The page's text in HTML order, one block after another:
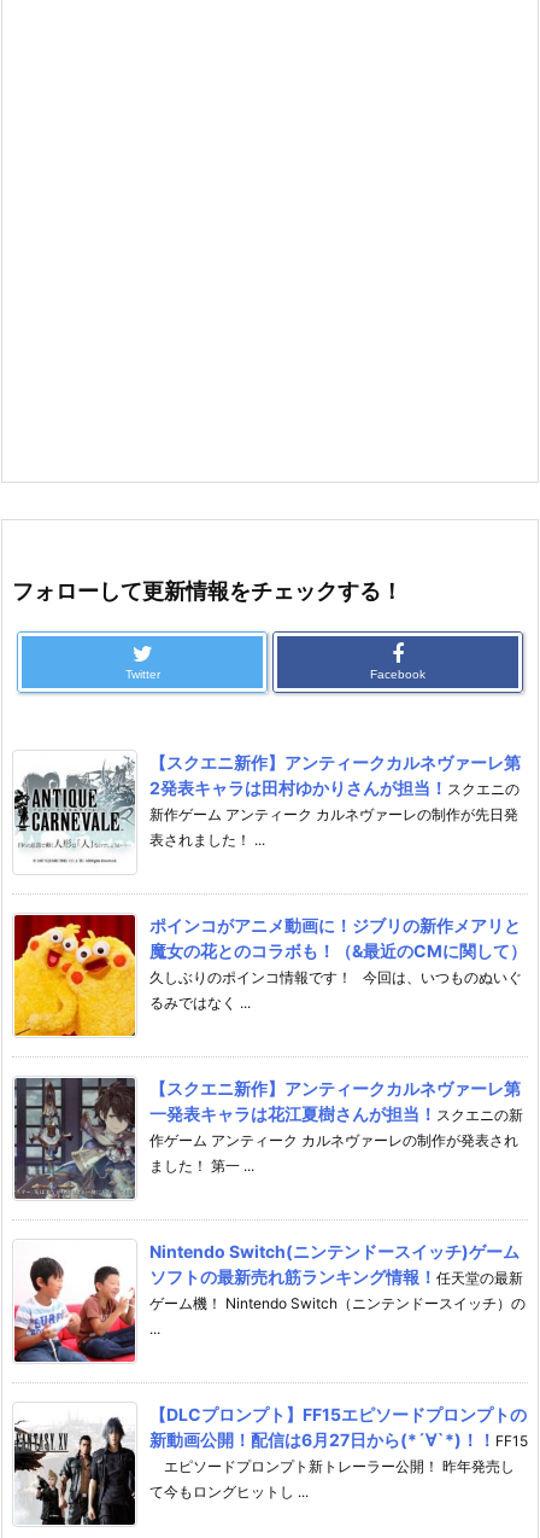
フォローして更新情報をチェックする！
Twitter Facebook
【スクエニ新作】アンティークカルネヴァーレ第
2発表キャラは田村ゆかりさんが担当！ スクエニの
新作ゲーム アンティーク カルネヴァーレの制作が先日発
表されました！ ...
ポインコがアニメ動画に！ジブリの新作メアリと
魔女の花とのコラボも！（&最近のCMに関して）
久しぶりのポインコ情報です！ 今回は、いつものぬいぐ
るみではなく ...
【スクエニ新作】アンティークカルネヴァーレ第
一発表キャラは花江夏樹さんが担当！ スクエニの新
作ゲーム アンティーク カルネヴァーレの制作が発表され
ました！ 第一 ...
Nintendo Switch(ニンテンドースイッチ)ゲーム
ソフトの最新売れ筋ランキング情報！ 任天堂の最新
ゲーム機！ Nintendo Switch（ニンテンドースイッチ）の
...
【DLCプロンプト】FF15エピソードプロンプトの
新動画公開！配信は6月27日から(*´∀`*)！！ FF15
エピソードプロンプト新トレーラー公開！ 昨年発売し
て今もロングヒットし ...